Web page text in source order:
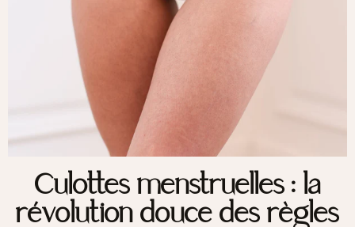
Culottes menstruelles : la
révolution douce des règles